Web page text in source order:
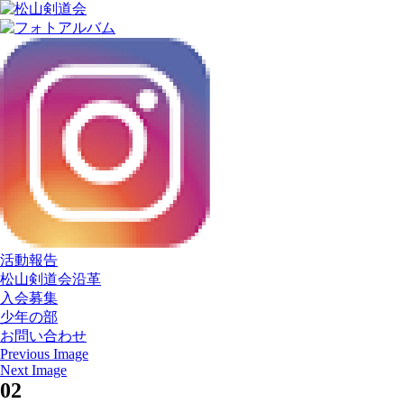
活動報告
松山剣道会沿革
入会募集
少年の部
お問い合わせ
Previous Image
Next Image
02